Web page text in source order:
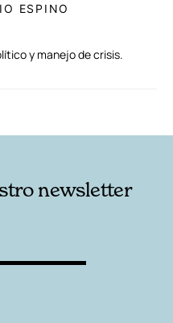
ESPINO
y manejo de crisis.
newsletter